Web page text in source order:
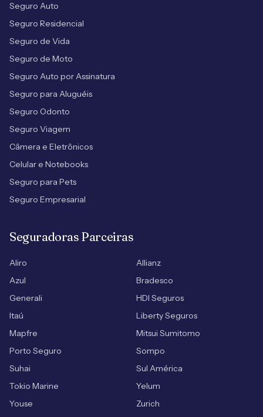
Seguro Auto
Seguro Residencial
Seguro de Vida
Seguro de Moto
Seguro Auto por Assinatura
Seguro para Aluguéis
Seguro Odonto
Seguro Viagem
Câmera e Eletrônicos
Celular e Notebooks
Seguro para Pets
Seguro Empresarial
Seguradoras Parceiras
Aliro
Allianz
Azul
Bradesco
Generali
HDI Seguros
Itaú
Liberty Seguros
Mapfre
Mitsui Sumitomo
Porto Seguro
Sompo
Suhai
Sul América
Tokio Marine
Yelum
Youse
Zurich